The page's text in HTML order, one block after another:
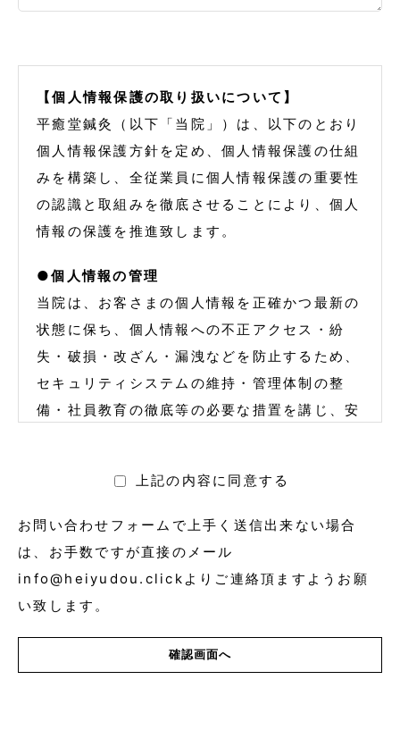
【個人情報保護の取り扱いについて】
平癒堂鍼灸（以下「当院」）は、以下のとおり
個人情報保護方針を定め、個人情報保護の仕組
みを構築し、全従業員に個人情報保護の重要性
の認識と取組みを徹底させることにより、個人
情報の保護を推進致します。
●個人情報の管理
当院は、お客さまの個人情報を正確かつ最新の
状態に保ち、個人情報への不正アクセス・紛
失・破損・改ざん・漏洩などを防止するため、
セキュリティシステムの維持・管理体制の整
備・社員教育の徹底等の必要な措置を講じ、安
●個人情報の利用目的
らのご連絡や業務のご案内やご質問に対する回
答として、電子メールや資料のご送付に利用い
たします。
●個人情報の第三者への開示・提供の禁止
当院は、お客さまよりお預かりした個人情報を
上記の内容に同意する
お問い合わせフォームで上手く送信出来ない場合
は、お手数ですが直接のメール
info@heiyudou.clickよりご連絡頂ますようお願
い致します。